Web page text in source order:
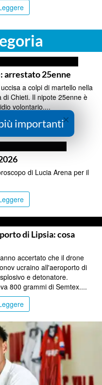
arrestato 25enne
a colpi di martello nella
di Chieti. Il nipote 25enne è
volontario....
di Lucia Arena per il
di Lipsia: cosa
accertato che il drone
ucraino all'aeroporto di
e detonatore.
800 grammi di Semtex....
×
importanti